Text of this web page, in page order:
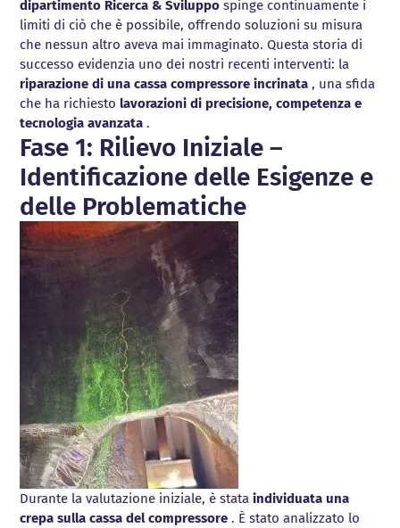
dipartimento Ricerca & Sviluppo spinge continuamente i
limiti di ciò che è possibile, offrendo soluzioni su misura
che nessun altro aveva mai immaginato. Questa storia di
successo evidenzia uno dei nostri recenti interventi: la
riparazione di una cassa compressore incrinata , una sfida
che ha richiestolavorazioni di precisione, competenza e
tecnologia avanzata .
Fase 1: Rilievo Iniziale –
Identificazione delle Esigenze e
delle Problematiche
Durante la valutazione iniziale, è stataindividuata una
crepa sulla cassa del compressore . È stato analizzato lo
SCOPRI LA
VENDITA
Cianfrinatrici
Smerigliatrici
e lappatrici
Rettificatrice
per valvole
con sedi piane
e coniche
Avvitatori
elettronici a
batteria
Helios-35+
Centraline per
idrauliche
Centraline per
tensionatori
idraulici
Bussole per
dinamometriche
Moltiplicatori di
coppia manuali
Chiavi
SCOPRI IL
NOLEGGIO
Cianfrinatrici
Smerigliatrici
e lappatrici
Rettificatrice
per valvole
con sedi piane
e coniche
Avvitatori
elettronici a
batteria
Helios-35+
Centraline per
idrauliche
Centraline per
tensionatori
idraulici
Bussole per
dinamometriche
Moltiplicatori di
coppia manuali
Chiavi
cianfrinatura
Lappatura e
rettifica
Fresatura lineare ed
orbitale
Spianatura flange
Barenatura in sito
in linea
Tornitura a
controllo numerico
Foratura e
maschiatura
Barenatura giunti di
potenza
Allineamenti casse
turbina
Riparazione Valve
Pocket
Torniture CNC